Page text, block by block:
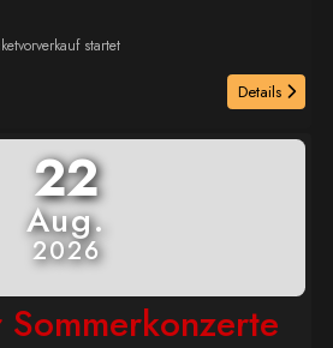
startet
Details
22
Aug.
2026